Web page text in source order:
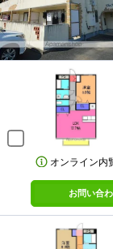
オンライン内
お問い合